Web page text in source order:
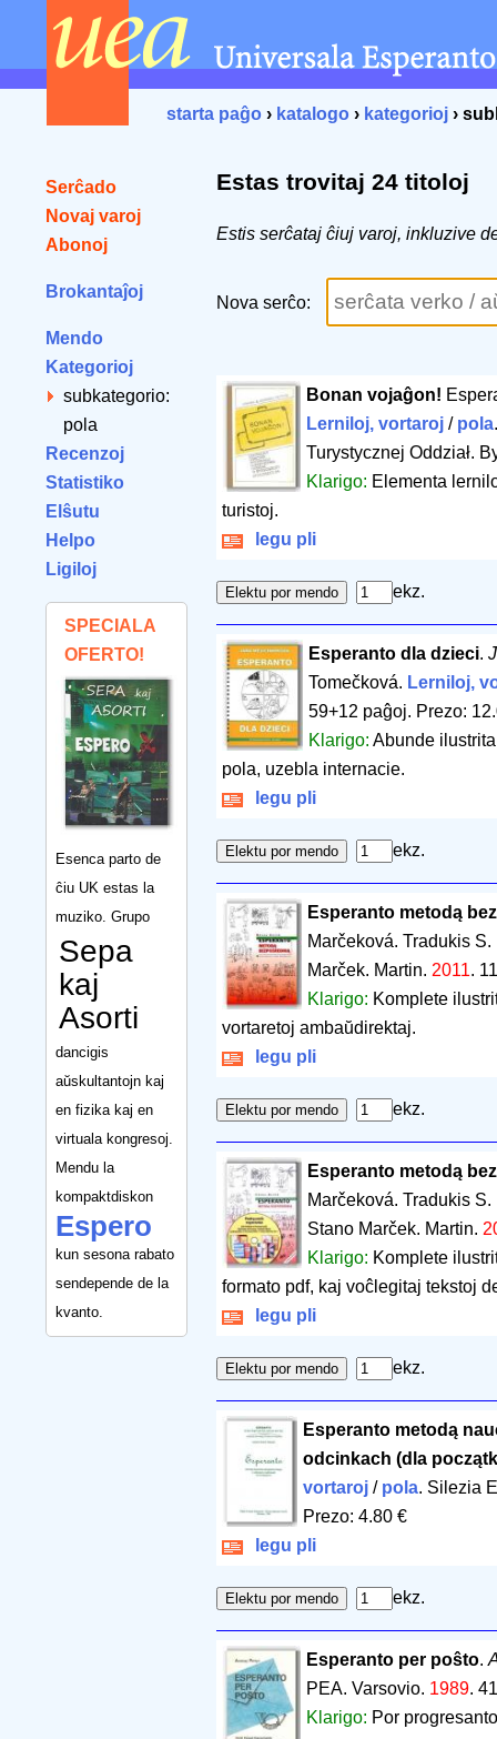
starta paĝo › katalogo › kategorioj ›
Serĉado
Novaj varoj
Abonoj
Brokantaĵoj
Mendo
Kategorioj
subkategorio:
pola
Recenzoj
Statistiko
Elŝutu
Helpo
Ligiloj
SPECIALA
OFERTO!
Esenca parto de
ĉiu UK estas la
muziko. Grupo
Sepa
kaj
Asorti
dancigis
aŭskultantojn kaj
en fizika kaj en
virtuala kongresoj.
Mendu la
kompaktdiskon
Espero
kun sesona rabato
sendepende de la
kvanto.
Estas trovitaj 24 titoloj
Estis serĉataj ĉiuj varoj, inkluzive
Nova serĉo:
Bonan vojaĝon!
Lerniloj, vortaroj/ pola
Turystycznej Oddział.
Klarigo: Elementa
turistoj.
legu pli
ekz.
Esperanto dla dzieci.
Tomečková. Lerniloj,
59+12 paĝoj. Prezo:
Klarigo: Abunde
pola, uzebla internacie.
legu pli
ekz.
Esperanto metodą
Marčeková. Tradukis
Marček. Martin. 2011.
Klarigo: Komplete
vortaretoj ambaŭdirektaj.
legu pli
ekz.
Esperanto metodą
Marčeková. Tradukis
Stano Marček. Martin.
Klarigo: Komplete
formato pdf, kaj voĉlegitaj tekstoj
legu pli
ekz.
Esperanto metodą
odcinkach (dla
vortaroj / pola. Silezia
Prezo: 4.80 €
legu pli
ekz.
Esperanto per poŝto.
PEA. Varsovio. 1989.
Klarigo: Por